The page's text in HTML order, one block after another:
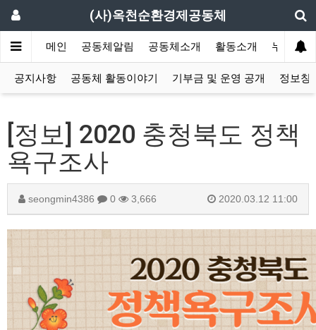
(사)옥천순환경제공동체
메인 공동체알림 공동체소개 활동소개 누구나
공지사항 공동체 활동이야기 기부금 및 운영 공개 정보창
[정보] 2020 충청북도 정책
욕구조사
seongmin4386 0 3,666 2020.03.12 11:00